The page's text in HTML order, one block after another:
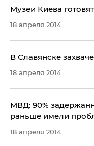
Музеи Киева
18 апреля 2014
В Славянске
18 апреля 2014
​МВД: 90%
раньше имели
18 апреля 2014